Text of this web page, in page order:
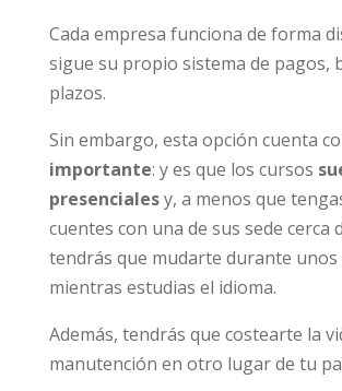
Cada empresa funciona de forma
sigue su propio sistema de pagos,
plazos.
Sin embargo, esta opción cuenta
importante: y es que los cursos
presencialesy, a menos que
cuentes con una de sus sede cerca
tendrás que mudarte durante unos
mientras estudias el idioma.
Además, tendrás que costearte la
manutención en otro lugar de tu